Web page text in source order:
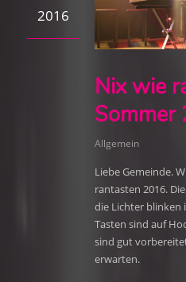
2016
Nix wie
Sommer
Allgemein
Liebe Gemeinde.
rantasten 2016.
die Lichter blinken
Tasten sind auf
sind gut
erwarten.